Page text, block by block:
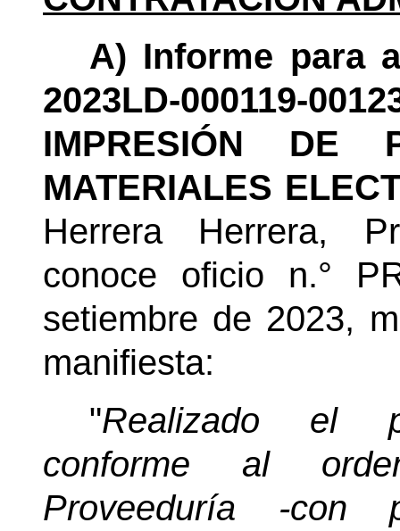
A) Informe para
2023LD-000119-
IMPRESIÓN DE
MATERIALES
Herrera Herrera,
conoce oficio n.°
setiembre de 2023,
manifiesta:
"Realizado el
conforme al
Proveeduría -con